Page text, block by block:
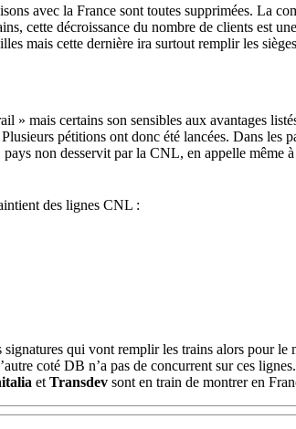
avec la France sont toutes supprimées. La
cette décroissance du nombre de clients est
mais cette dernière ira surtout remplir les
mais certains son sensibles aux avantages
pétitions ont donc été lancées. Dans les
pays non desservit par la CNL, en appelle même
des lignes CNL :
qui vont remplir les trains alors pour
coté DB n’a pas de concurrent sur ces
et Transdev sont en train de montrer en